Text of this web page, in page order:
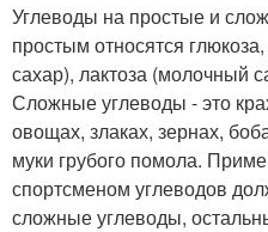
Углеводы на простые и
простым относятся
сахар), лактоза (молочный
Сложные углеводы - это
овощах, злаках, зернах,
муки грубого помола.
спортсменом углеводов
сложные углеводы,